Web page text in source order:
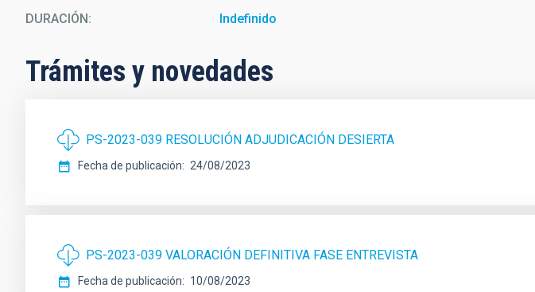
DURACIÓN Indefinido
Trámites y novedades
PS-2023-039 RESOLUCIÓN ADJUDICACIÓN DESIERTA
Fecha de publicación 24/08/2023
PS-2023-039 VALORACIÓN DEFINITIVA FASE ENTREVISTA
Fecha de publicación 10/08/2023